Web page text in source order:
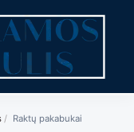
Raktų pakabukai